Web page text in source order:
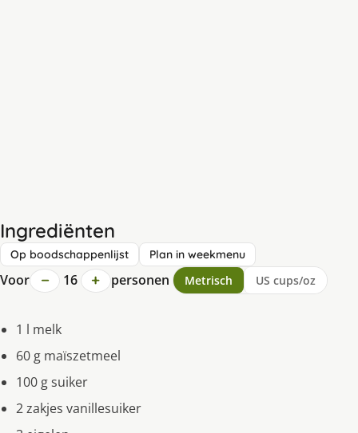
Ingrediënten
Op boodschappenlijst Plan in weekmenu
Voor − 16 + personen Metrisch US cups/oz
1 l melk
60 g maïszetmeel
100 g suiker
2 zakjes vanillesuiker